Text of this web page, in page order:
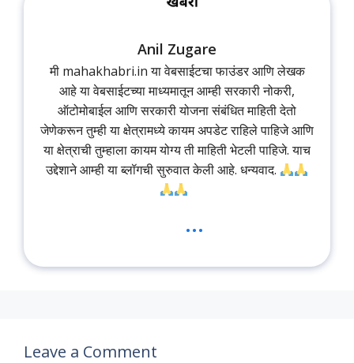
Anil Zugare
मी mahakhabri.in या वेबसाईटचा फाउंडर आणि लेखक
आहे या वेबसाईटच्या माध्यमातून आम्ही सरकारी नोकरी,
ऑटोमोबाईल आणि सरकारी योजना संबंधित माहिती देतो
जेणेकरून तुम्ही या क्षेत्रामध्ये कायम अपडेट राहिले पाहिजे आणि
या क्षेत्राची तुम्हाला कायम योग्य ती माहिती भेटली पाहिजे. याच
उद्देशाने आम्ही या ब्लॉगची सुरुवात केली आहे. धन्यवाद.
...
Leave a Comment